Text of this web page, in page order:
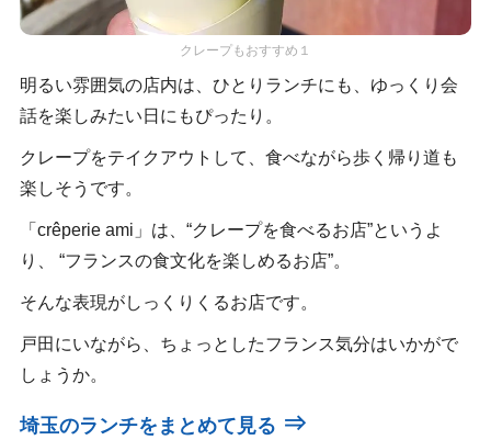
クレープもおすすめ１
明るい雰囲気の店内は、ひとりランチにも、ゆっくり会
話を楽しみたい日にもぴったり。
クレープをテイクアウトして、食べながら歩く帰り道も
楽しそうです。
「crêperie ami」は、“クレープを食べるお店”というよ
り、 “フランスの食文化を楽しめるお店”。
そんな表現がしっくりくるお店です。
戸田にいながら、ちょっとしたフランス気分はいかがで
しょうか。
埼玉のランチをまとめて見る ⇒